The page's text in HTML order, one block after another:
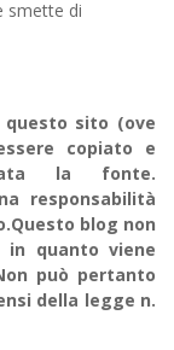
smette di
questo sito (ove
copiato e
la fonte.
responsabilità
blog non
in quanto viene
può pertanto
della legge n.